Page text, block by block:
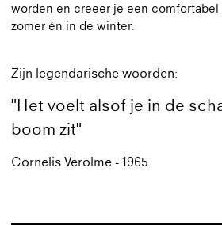
worden en creëer je een
zomer én in de winter.
Zijn legendarische woorden:
"Het voelt alsof je in de
boom zit"
Cornelis Verolme - 1965